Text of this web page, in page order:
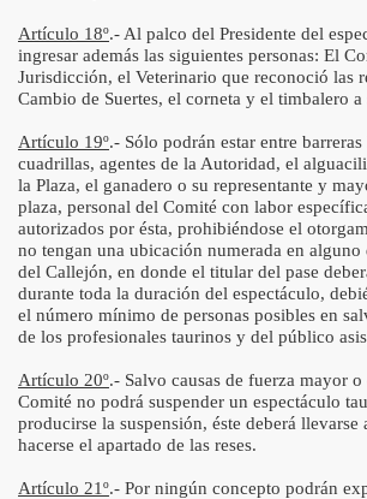
Artículo 18º.- Al palco del Presidente del
ingresar además las siguientes personas: El
Jurisdicción, el Veterinario que reconoció las
Cambio de Suertes, el corneta y el timbalero a
Artículo 19º.- Sólo podrán estar entre
cuadrillas, agentes de la Autoridad, el
la Plaza, el ganadero o su representante y
plaza, personal del Comité con labor
autorizados por ésta, prohibiéndose el
no tengan una ubicación numerada en alguno
del Callejón, en donde el titular del pase
durante toda la duración del espectáculo,
el número mínimo de personas posibles en
de los profesionales taurinos y del público
Artículo 20º.- Salvo causas de fuerza mayor
Comité no podrá suspender un espectáculo
producirse la suspensión, éste deberá llevarse
hacerse el apartado de las reses.
Artículo 21º.- Por ningún concepto podrán